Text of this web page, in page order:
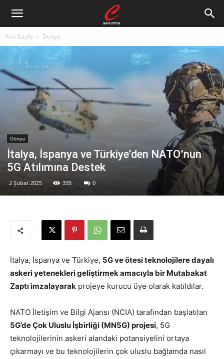
Ana Sayfa Dünya
Dünya
İtalya, İspanya ve Türkiye’den NATO’nun
5G Atılımına Destek
2 Şubat 2025 335 0
İtalya, İspanya ve Türkiye, 5G ve ötesi teknolojilere dayalı
askeri yetenekleri geliştirmek amacıyla bir Mutabakat
Zaptı imzalayarak projeye kurucu üye olarak katıldılar.
NATO İletişim ve Bilgi Ajansı (NCIA) tarafından başlatılan
5G’de Çok Uluslu İşbirliği (MN5G) projesi, 5G
teknolojilerinin askeri alandaki potansiyelini ortaya
çıkarmayı ve bu teknolojilerin çok uluslu bağlamda nasıl